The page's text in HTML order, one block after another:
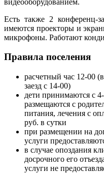
Есть также 2 конференц-
имеются проекторы и
микрофоны. Работают
Правила поселения
расчетный час 12-00
заезд с 14-00)
дети принимаются с
размещаются с
питания, лечения с
руб. в сутки
при размещении на
услуги
в случае опоздания
досрочного его
услуги не